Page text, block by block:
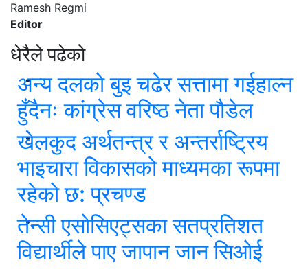
Ramesh Regmi
Editor
धेरैले पढेको
अन्य दलको बुइ चढेर सत्तामा गईहाल्न
हुँदैनः कांग्रेस वरिष्ठ नेता पौडेल
खेलकुद अर्थतन्त्र र अन्तर्राष्ट्रिय
भाइचारा विकासको माध्यमका रूपमा
रहेको छ: प्रचण्ड
तेन्सी एसोसिएट्सका सतप्रतिशत
विद्यार्थीले पाए जापान जान सिओई